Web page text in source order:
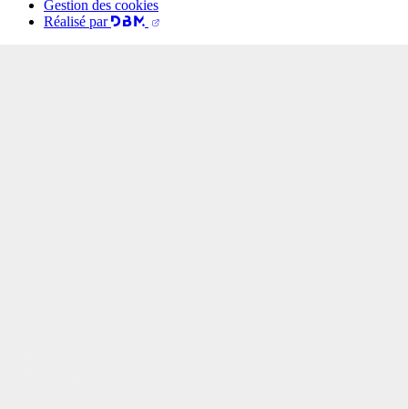
Gestion des cookies
Réalisé par